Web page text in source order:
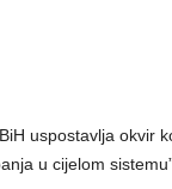
uspostavlja okvir
u cijelom